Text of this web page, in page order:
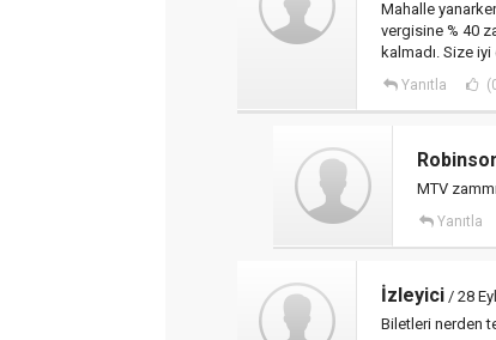
Mahalle
vergisine % 40
kalmadı. Size
Yanıtla
MTV
Yanıtla
İzleyici / 28
Biletleri nerden